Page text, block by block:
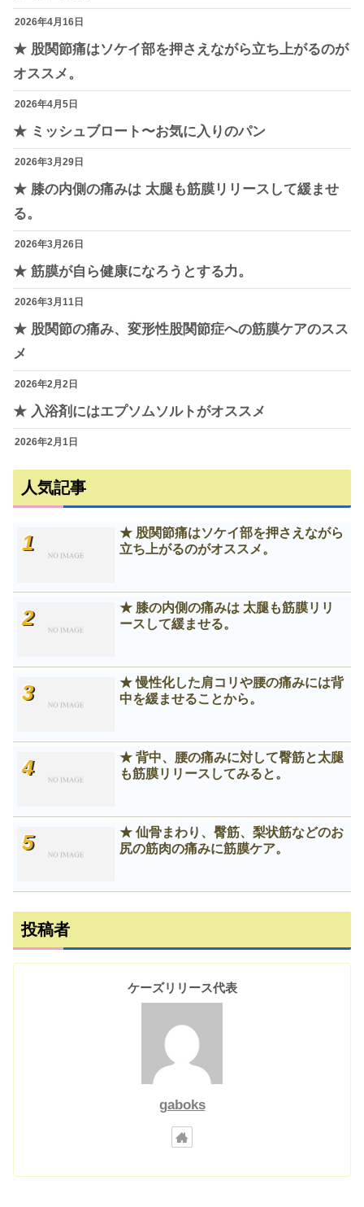
2026年4月16日
★ 股関節痛はソケイ部を押さえながら立ち上がるのが
オススメ。
2026年4月5日
★ ミッシュブロート〜お気に入りのパン
2026年3月29日
★ 膝の内側の痛みは 太腿も筋膜リリースして緩ませ
る。
2026年3月26日
★ 筋膜が自ら健康になろうとする力。
2026年3月11日
★ 股関節の痛み、変形性股関節症への筋膜ケアのスス
メ
2026年2月2日
★ 入浴剤にはエプソムソルトがオススメ
2026年2月1日
人気記事
★ 股関節痛はソケイ部を押さえながら
立ち上がるのがオススメ。
★ 膝の内側の痛みは 太腿も筋膜リリ
ースして緩ませる。
★ 慢性化した肩コリや腰の痛みには背
中を緩ませることから。
★ 背中、腰の痛みに対して臀筋と太腿
も筋膜リリースしてみると。
★ 仙骨まわり、臀筋、梨状筋などのお
尻の筋肉の痛みに筋膜ケア。
投稿者
ケーズリリース代表
gaboks